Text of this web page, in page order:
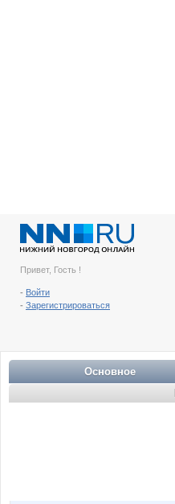
Привет, Гость !
- Войти
- Зарегистрироваться
Основное